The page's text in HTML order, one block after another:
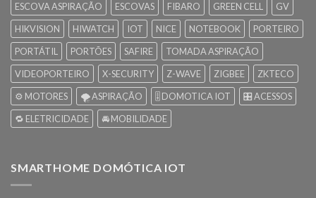
ESCOVA ASPIRAÇÃO
ESCOVAS FIBARO GREEN CELL
GV
HIKVISION
HIWATCH IOT NICE NOTEBOOK
PORTEIRO
PORTÁTIL
PORTÕES SAFIRE
TOMADA ASPIRAÇÃO
VIDEOPORTEIRO
X-SECURITY Z-WAVE ZIGBEE
ZKTECO
⚙️ MOTORES
🌪️ ASPIRAÇÃO 🎚️ DOMOTICA IOT
🎛️ ACESSOS
🔁 ELETRICIDADE
🚘 MOBILIDADE
SMARTHOME DOMÓTICA IOT